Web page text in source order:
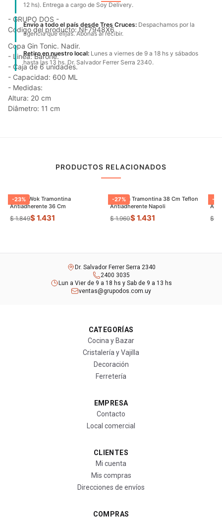
12 hs). Entrega a cargo de Soy Delivery.
Envío a todo el país desde Tres Cruces: Despachamos por la
agencia que elijas. Abonas al recibir.
Retiro en nuestro local: Lunes a viernes de 9 a 18 hs y sábados
hasta las 13 hs. Dr. Salvador Ferrer Serra 2340.
- GRUPO DOS -
Código del producto: NF7948X6
Copa Gin Tonic. Nadir.
- Linea: Barone.
- Caja de 6 unidades.
- Capacidad: 600 ML
- Medidas:
Altura: 20 cm
Diâmetro: 11 cm
PRODUCTOS RELACIONADOS
-23%
Sarten Wok Tramontina
Antiadherente 36 Cm
$ 1.849$ 1.431
-27%
Paellera Tramontina 38 Cm Teflon
Antiadherente Napoli
$ 1.960$ 1.431
-
$
Dr. Salvador Ferrer Serra 2340
2400 3035
Lun a Vier de 9 a 18 hs y Sab de 9 a 13 hs
ventas@grupodos.com.uy
CATEGORÍAS
Cocina y Bazar
Cristalería y Vajilla
Decoración
Ferretería
EMPRESA
Contacto
Local comercial
CLIENTES
Mi cuenta
Mis compras
Direcciones de envíos
COMPRAS